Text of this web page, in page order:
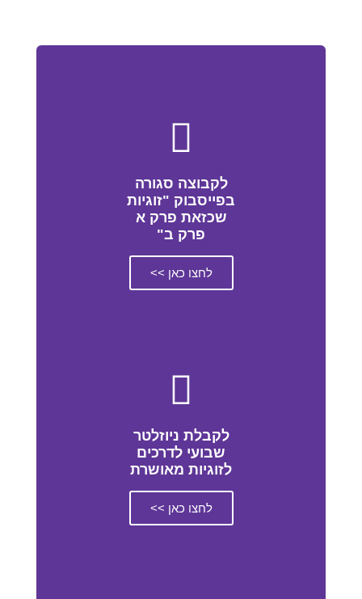
לקבוצה סגורה
בפייסבוק "זוגיות
שכזאת פרק א
פרק ב"
לחצו כאן >>
לקבלת ניוזלטר
שבועי לדרכים
לזוגיות מאושרת
לחצו כאן >>